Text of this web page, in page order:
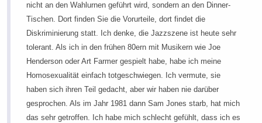
nicht an den Wahlurnen geführt wird, sondern an den Dinner-
Tischen. Dort finden Sie die Vorurteile, dort findet die
Diskriminierung statt. Ich denke, die Jazzszene ist heute sehr
tolerant. Als ich in den frühen 80ern mit Musikern wie Joe
Henderson oder Art Farmer gespielt habe, habe ich meine
Homosexualität einfach totgeschwiegen. Ich vermute, sie
haben sich ihren Teil gedacht, aber wir haben nie darüber
gesprochen. Als im Jahr 1981 dann Sam Jones starb, hat mich
das sehr getroffen. Ich habe mich schlecht gefühlt, dass ich es